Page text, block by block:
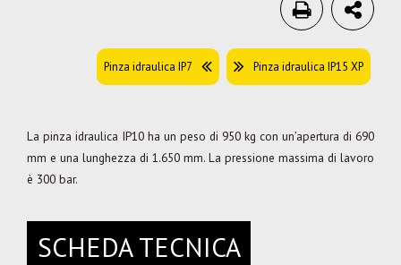
Pinza idraulica IP7 Pinza idraulica IP15 XP
La pinza idraulica IP10 ha un peso di 950 kg con un’apertura di 690
mm e una lunghezza di 1.650 mm. La pressione massima di lavoro
è 300 bar.
SCHEDA TECNICA